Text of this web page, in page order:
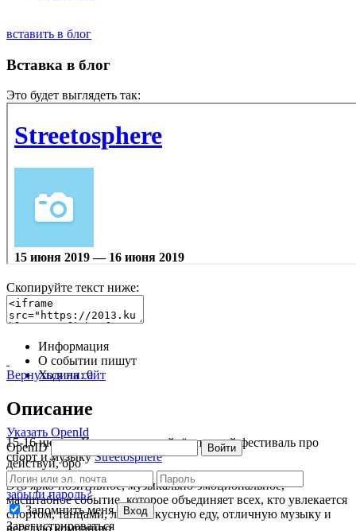
Вернуться на сайт
Указать OpenId
OpenID
Войти
действуй, бро
забыли пароль?
Запомнить меня
Вход
Зарегистрироваться
вставить в блог
Вставка в блог
Это будет выглядеть так:
Скопируйте текст ниже:
Информация
О событии пишут
Ходили:0
Описание
15-16 июня в Краснодаре пройдёт первый фестиваль про
спорт и музыкуStreetosphere
Это ярко-позитивное, музыкально-эмоциональное,
масштабное событие, которое объединяет всех, кто увлекается
спортом, танцами, любит вкусную еду, отличную музыку и